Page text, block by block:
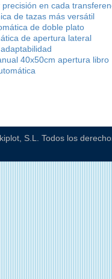
en cada
de tazas más versátil
de doble plato
de apertura lateral
40x50cm apertura libro
S.L. Todos los